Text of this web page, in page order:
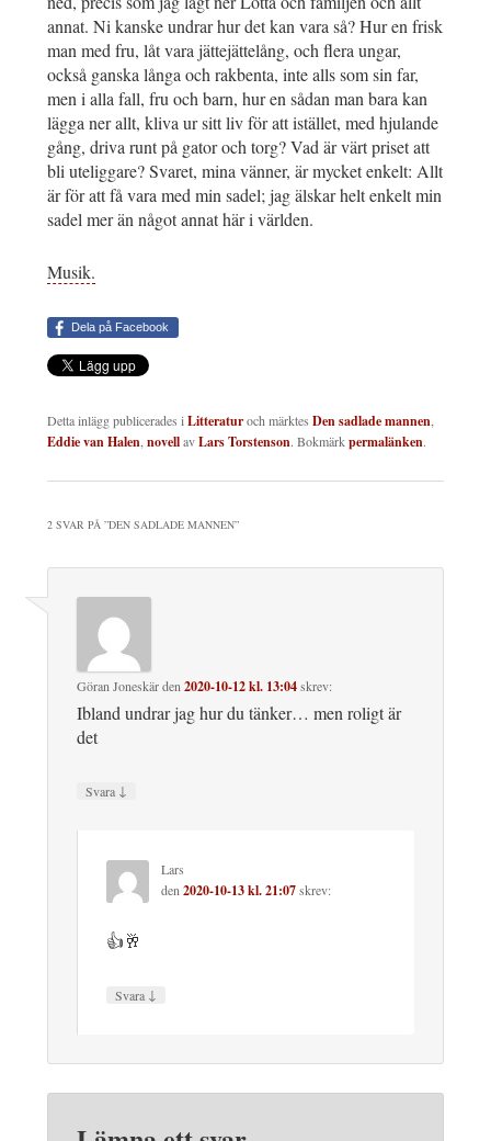
annat. Ni kanske undrar hur det kan vara så? Hur en frisk
man med fru, låt vara jättejättelång, och flera ungar,
också ganska långa och rakbenta, inte alls som sin far,
men i alla fall, fru och barn, hur en sådan man bara kan
lägga ner allt, kliva ur sitt liv för att istället, med hjulande
gång, driva runt på gator och torg? Vad är värt priset att
bli uteliggare? Svaret, mina vänner, är mycket enkelt: Allt
är för att få vara med min sadel; jag älskar helt enkelt min
sadel mer än något annat här i världen.
Musik.
Dela på Facebook
Detta inlägg publicerades iLitteraturoch märktes Den sadlade mannen,
Eddie van Halen,novellavLars Torstenson. Bokmärkpermalänken.
2 SVAR PÅ ”DEN SADLADE MANNEN”
Göran Joneskärden2020-10-12 kl. 13:04skrev:
Ibland undrar jag hur du tänker… men roligt är
det
Svara ↓
Lars
den2020-10-13 kl. 21:07skrev:
👍🥂
Svara ↓